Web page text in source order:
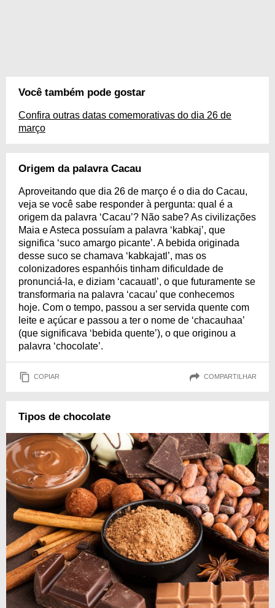
Você também pode gostar
Confira outras datas comemorativas do dia 26 de
março
Origem da palavra Cacau
Aproveitando que dia 26 de março é o dia do Cacau,
veja se você sabe responder à pergunta: qual é a
origem da palavra ‘Cacau’? Não sabe? As civilizações
Maia e Asteca possuíam a palavra ‘kabkaj’, que
significa ‘suco amargo picante’. A bebida originada
desse suco se chamava ‘kabkajatl’, mas os
colonizadores espanhóis tinham dificuldade de
pronunciá-la, e diziam ‘cacauatl’, o que futuramente se
transformaria na palavra ‘cacau’ que conhecemos
hoje. Com o tempo, passou a ser servida quente com
leite e açúcar e passou a ter o nome de ‘chacauhaa’
(que significava ‘bebida quente’), o que originou a
palavra ‘chocolate’.
COPIAR COMPARTILHAR
Tipos de chocolate